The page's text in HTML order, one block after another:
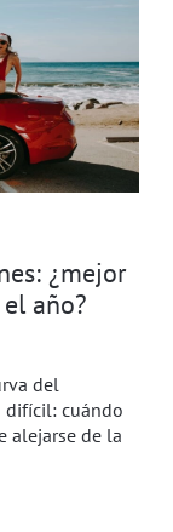
¿mejor
año?
del
difícil: cuándo
alejarse de la